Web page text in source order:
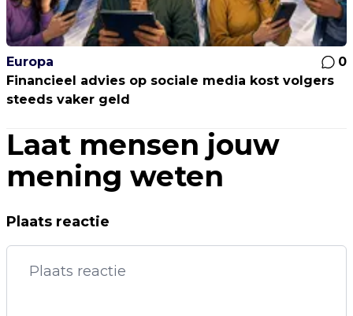
Europa
0
Financieel advies op sociale media kost volgers
steeds vaker geld
Laat mensen jouw
mening weten
Plaats reactie